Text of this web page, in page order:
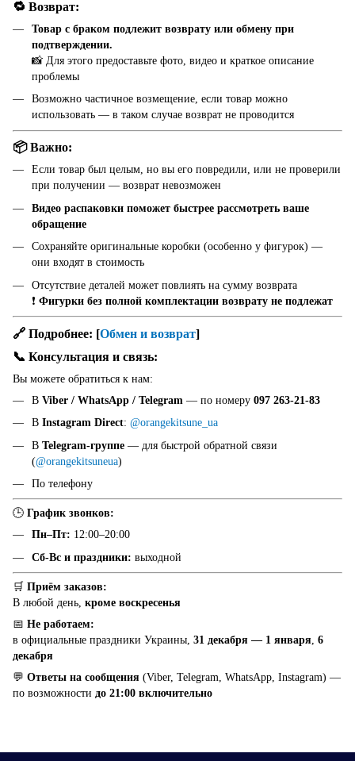
🔁 Возврат:
Товар с браком подлежит возврату или обмену при
подтверждении.
📸 Для этого предоставьте фото, видео и краткое описание
проблемы
Возможно частичное возмещение, если товар можно
использовать — в таком случае возврат не проводится
📦 Важно:
Если товар был целым, но вы его повредили, или не проверили
при получении — возврат невозможен
Видео распаковки поможет быстрее рассмотреть ваше
обращение
Сохраняйте оригинальные коробки (особенно у фигурок) —
они входят в стоимость
Отсутствие деталей может повлиять на сумму возврата
❗ Фигурки без полной комплектации возврату не подлежат
🔗 Подробнее: [Обмен и возврат]
📞 Консультация и связь:
Вы можете обратиться к нам:
В Viber / WhatsApp / Telegram — по номеру 097 263-21-83
В Instagram Direct: @orangekitsune_ua
В Telegram-группе — для быстрой обратной связи
(@orangekitsuneua)
По телефону
🕒 График звонков:
Пн–Пт: 12:00–20:00
Сб-Вс и праздники: выходной
🛒 Приём заказов:
В любой день, кроме воскресенья
📅 Не работаем:
в официальные праздники Украины, 31 декабря — 1 января, 6
декабря
💬 Ответы на сообщения (Viber, Telegram, WhatsApp, Instagram) —
по возможности до 21:00 включительно